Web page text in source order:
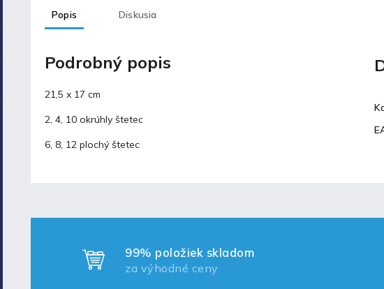
Popis Diskusia
Podrobný popis
21,5 x 17 cm
2, 4, 10 okrúhly štetec
6, 8, 12 plochý štetec
99% položiek skladom
za výhodné ceny